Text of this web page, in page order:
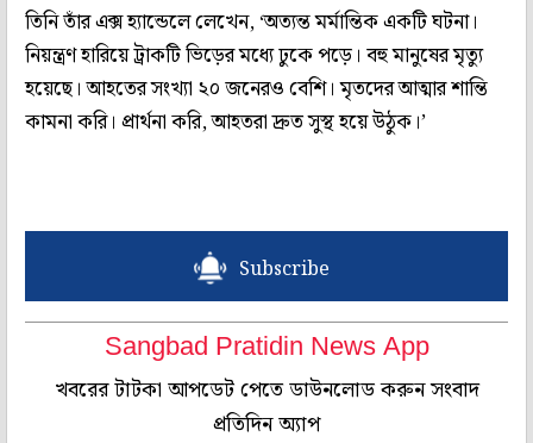
তিনি তাঁর এক্স হ্যান্ডেলে লেখেন, ‘অত্যন্ত মর্মান্তিক একটি ঘটনা।
নিয়ন্ত্রণ হারিয়ে ট্রাকটি ভিড়ের মধ্যে ঢুকে পড়ে। বহু মানুষের মৃত্যু
হয়েছে। আহতের সংখ্যা ২০ জনেরও বেশি। মৃতদের আত্মার শান্তি
কামনা করি। প্রার্থনা করি, আহতরা দ্রুত সুস্থ হয়ে উঠুক।’
Subscribe
Sangbad Pratidin News App
খবরের টাটকা আপডেট পেতে ডাউনলোড করুন সংবাদ
প্রতিদিন অ্যাপ